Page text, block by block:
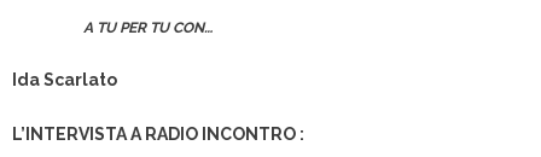
A TU PER TU CON…
Ida Scarlato
L’INTERVISTA A RADIO INCONTRO :